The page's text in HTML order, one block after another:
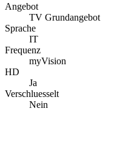
Angebot
TV Grundangebot
Sprache
IT
Frequenz
myVision
HD
Ja
Verschluesselt
Nein